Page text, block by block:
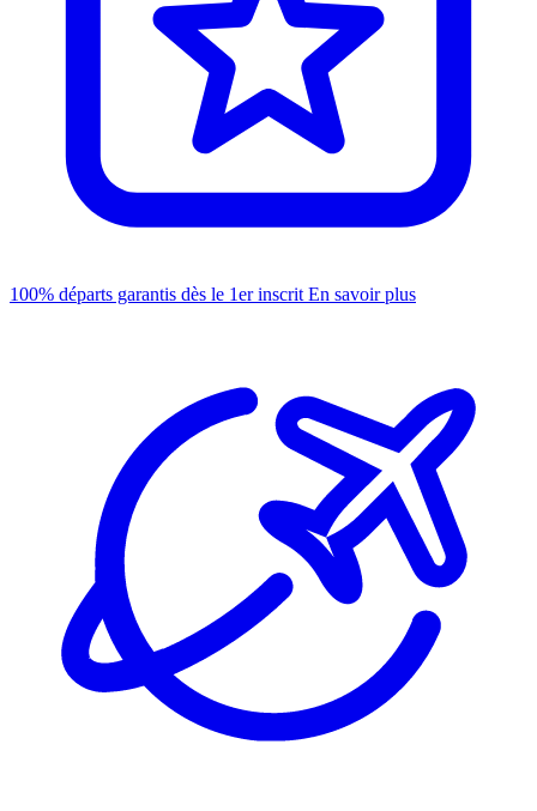
100% départs garantis dès le 1er inscrit En savoir plus